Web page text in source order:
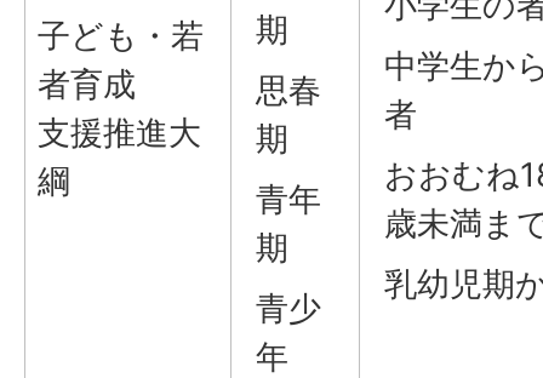
子ども・若
者育成
支援推進大
綱
期
思春
期
青年
期
青少
年
中学生か
者
おおむね
歳未満ま
乳幼児期